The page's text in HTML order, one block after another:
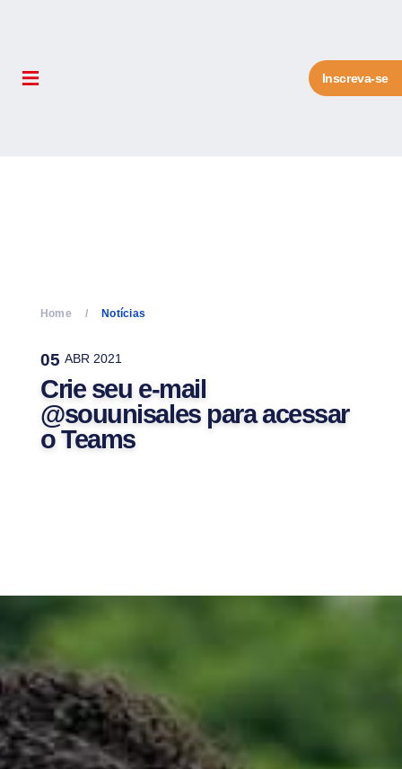
Inscreva-se
Home Notícias
05 ABR 2021
Crie seu e-mail
@souunisales para acessar
o Teams